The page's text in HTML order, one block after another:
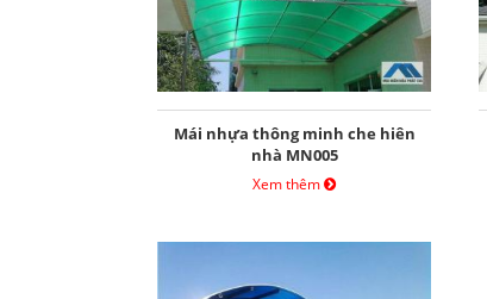
Mái nhựa thông minh che hiên
nhà MN005
Xem thêm